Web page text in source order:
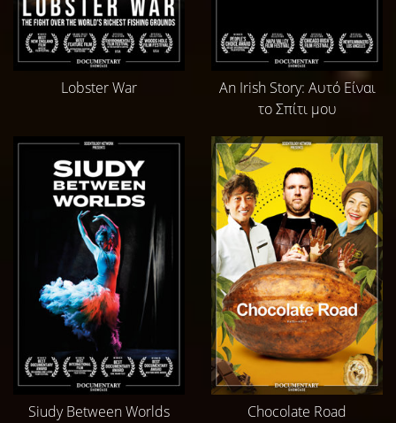
Lobster War
An Irish Story: Αυτό Είναι
το Σπίτι μου
Siudy Between Worlds Chocolate Road